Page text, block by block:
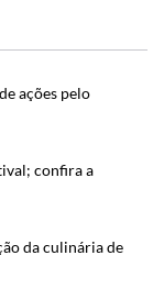
ações pelo
confira a
da culinária de